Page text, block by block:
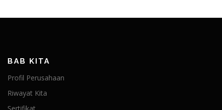
BAB KITA
Profil Perusahaan
Riwayat Kita